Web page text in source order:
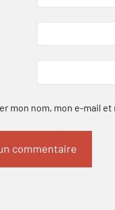
mon nom, mon e-mail